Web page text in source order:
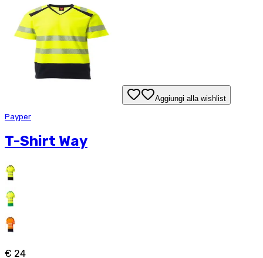
Aggiungi alla wishlist
Payper
T-Shirt Way
€ 24